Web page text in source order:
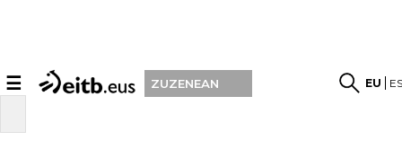
☰ ZUZENEAN EU